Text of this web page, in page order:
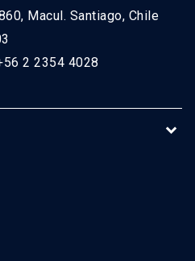
Macul. Santiago, Chile
2 2354 4028